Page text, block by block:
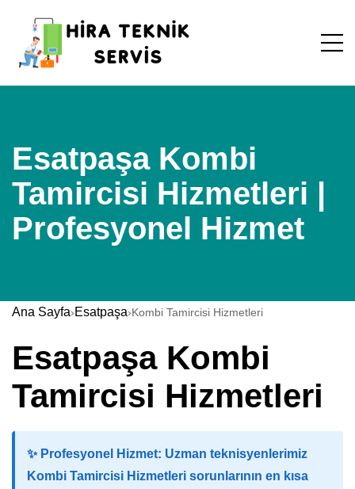
Esatpaşa Kombi
Tamircisi Hizmetleri |
Profesyonel Hizmet
Ana Sayfa›Esatpaşa›Kombi Tamircisi Hizmetleri
Esatpaşa Kombi
Tamircisi Hizmetleri
✨ Profesyonel Hizmet: Uzman teknisyenlerimiz
Kombi Tamircisi Hizmetleri sorunlarının en kısa